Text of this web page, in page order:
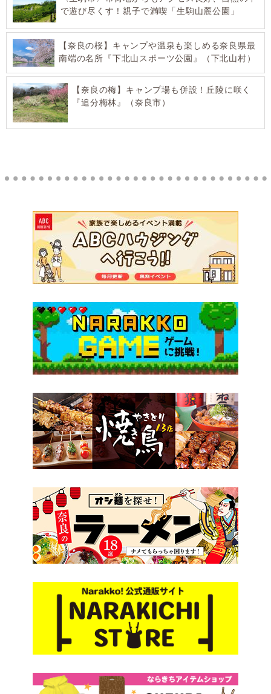
で遊び尽くす！親子で満喫「生駒山麓公園」
【奈良の桜】キャンプや温泉も楽しめる奈良県最
南端の名所『下北山スポーツ公園』（下北山村）
【奈良の梅】キャンプ場も併設！丘陵に咲く
『追分梅林』（奈良市）